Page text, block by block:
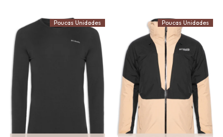
Poucas Unidades Poucas Unidades